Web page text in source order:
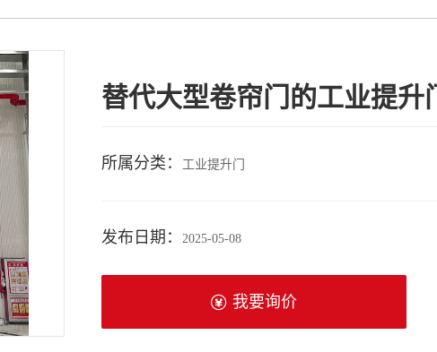
替代大型卷帘门的工业提升
所属分类： 工业提升门
发布日期： 2025-05-08
我要询价